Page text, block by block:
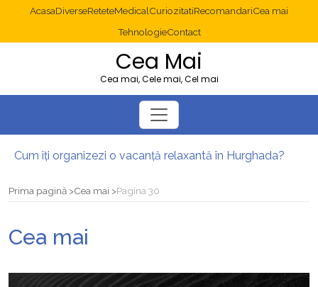
AcasaDiverseReteteMedicalCuriozitatiRecomandariCea mai
TehnologieContact
Cea Mai
Cea mai, Cele mai, Cel mai
Cum îți organizezi o vacanță relaxantă în Hurghada?
Diverticulita: când este necesară operația?
Prima pagină Cea mai Pagina 30
Cea mai